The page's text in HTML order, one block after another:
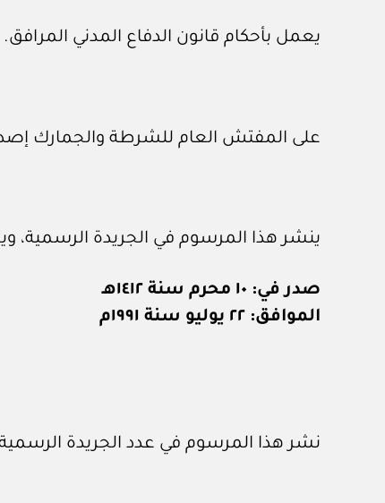
يعمل بأحكام قانون الدفاع المدني المرافق.
على المفتش العام للشرطة والجمارك إصدار
ينشر هذا المرسوم في الجريدة الرسمية،
صدر في: ١٠ محرم سنة ١٤١٢هـ
الموافق: ٢٢ يوليو سنة ١٩٩١م
نشر هذا المرسوم في عدد الجريدة الرسمية رقم (٤٦٠) الصادر في ٣ /